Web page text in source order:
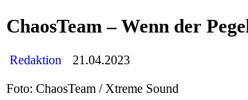
ChaosTeam – Wenn der
Redaktion 21.04.2023
Foto: ChaosTeam / Xtreme Sound